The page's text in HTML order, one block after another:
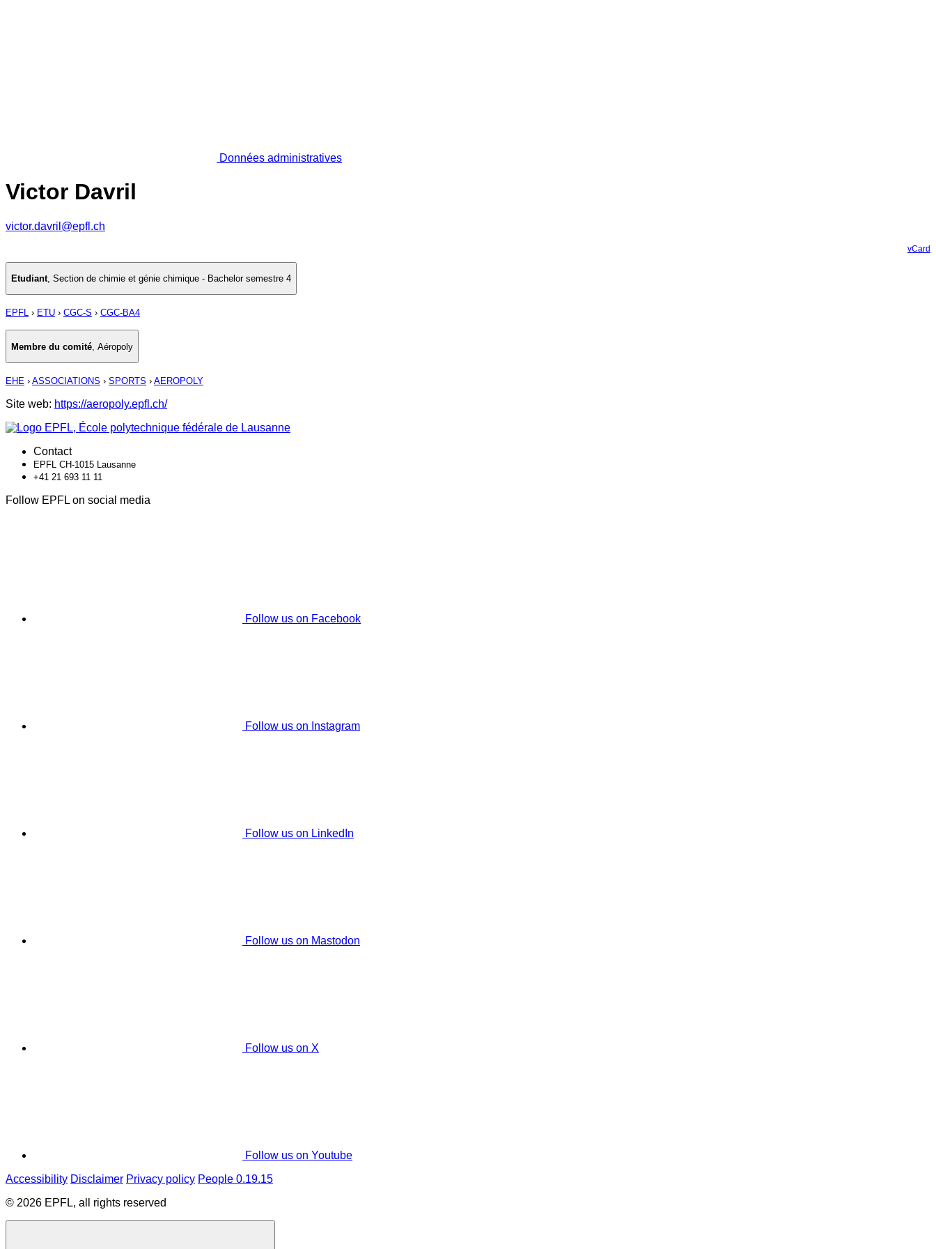
Données administratives
Victor Davril
victor.davril@epfl.ch
vCard
Etudiant, Section de chimie et génie chimique - Bachelor semestre 4
EPFL › ETU › CGC-S › CGC-BA4
Membre du comité Aéropoly
EHE › ASSOCIATIONS › SPORTS › AEROPOLY
Site web: https://aeropoly.epfl.ch/
Contact
EPFL CH-1015 Lausanne
+41 21 693 11 11
Follow EPFL on social media
Follow us on Facebook
Follow us on Instagram
Follow us on LinkedIn
Follow us on Mastodon
Follow us on X
Follow us on Youtube
Accessibility Disclaimer Privacy policy People 0.19.15
© 2026 EPFL, all rights reserved